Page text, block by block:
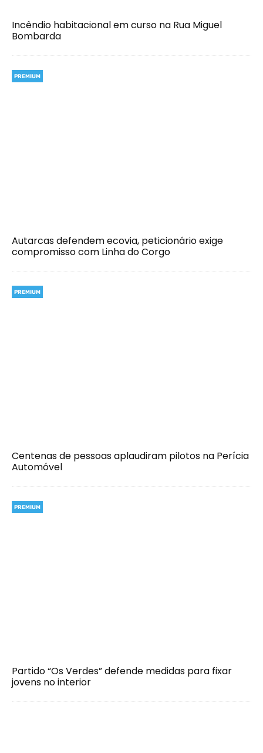
Incêndio habitacional em curso na Rua Miguel
Bombarda
PREMIUM
Autarcas defendem ecovia, peticionário exige
compromisso com Linha do Corgo
PREMIUM
Centenas de pessoas aplaudiram pilotos na Perícia
Automóvel
PREMIUM
Partido “Os Verdes” defende medidas para fixar
jovens no interior